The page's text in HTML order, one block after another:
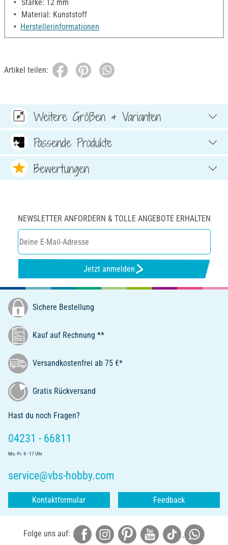
Stärke: 12 mm
Material: Kunststoff
Herstellerinformationen
Artikel teilen:
Weitere Größen & Varianten
Passende Produkte
Bewertungen
NEWSLETTER ANFORDERN & TOLLE ANGEBOTE ERHALTEN
Jetzt anmelden
Sichere Bestellung
Kauf auf Rechnung **
Versandkostenfrei ab 75 €*
Gratis Rückversand
Hast du noch Fragen?
04231 - 66811
Mo.-Fr. 9 - 17 Uhr
service@vbs-hobby.com
Kontaktformular Feedback
Folge uns auf: